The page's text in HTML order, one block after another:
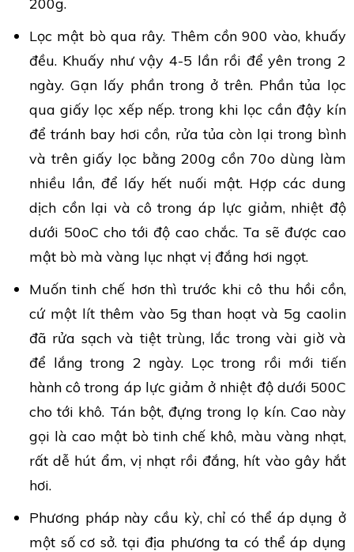
Lọc mật bò qua rây. Thêm cồn 900 vào, khuấy
đều. Khuấy như vậy 4-5 lần rồi để yên trong 2
ngày. Gạn lấy phần trong ở trên. Phần tủa lọc
qua giấy lọc xếp nếp. trong khi lọc cần đậy kín
để tránh bay hơi cồn, rửa tủa còn lại trong bình
và trên giấy lọc bằng 200g cồn 70o dùng làm
nhiều lần, để lấy hết nuối mật. Hợp các dung
dịch cồn lại và cô trong áp lực giảm, nhiệt độ
dưới 50oC cho tới độ cao chắc. Ta sẽ được cao
mật bò mà vàng lục nhạt vị đắng hơi ngọt.
Muốn tinh chế hơn thì trước khi cô thu hồi cồn,
cứ một lít thêm vào 5g than hoạt và 5g caolin
đã rửa sạch và tiệt trùng, lắc trong vài giờ và
để lắng trong 2 ngày. Lọc trong rồi mới tiến
hành cô trong áp lực giảm ở nhiệt độ dưới 500C
cho tới khô. Tán bột, đựng trong lọ kín. Cao này
gọi là cao mật bò tinh chế khô, màu vàng nhạt,
rất dễ hút ẩm, vị nhạt rồi đắng, hít vào gây hắt
hơi.
Phương pháp này cầu kỳ, chỉ có thể áp dụng ở
một số cơ sở. tại địa phương ta có thể áp dụng